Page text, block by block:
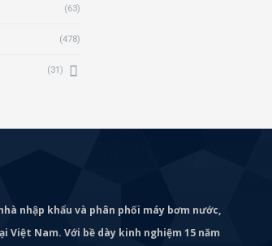
(63)
(478)
(31)
nhập khẩu và phân phối máy bơm nước,
Việt Nam. Với bề dày kinh nghiệm 15 năm